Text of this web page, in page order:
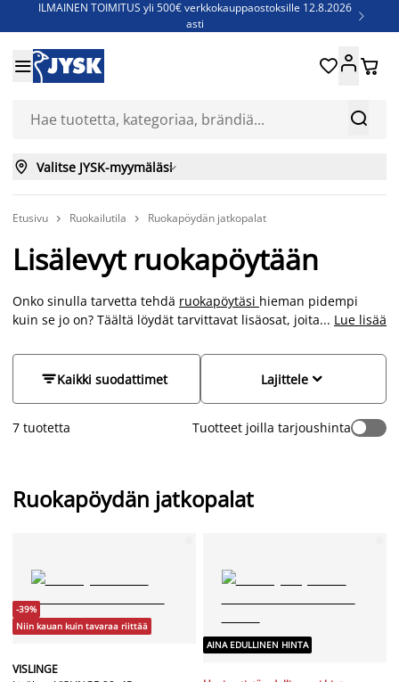
ILMAINEN TOIMITUS yli 500€ verkkokauppaostoksille 12.8.2026
asti

Jenkkisänkyjä - Säästä jopa 60%


 
 Valitse JYSK-myymäläsi
Etusivu  Ruokailutila  Ruokapöydän jatkopalat
Lisälevyt ruokapöytään
Onko sinulla tarvetta tehdä ruokapöytäsi hieman pidempi
kuin se jo on? Täältä löydät tarvittavat lisäosat, joita voi olla
on kätevä tapa laajentaa ruokapöytääsi tarvittaessa viemättä
liikaa tilaa. Muista öljytä myös lisälevyt, mikäli sinulla on
ruokapöydän tuoleja
, jotta kaikki vieraat mahtuvat istumaan
... Lue lisää
Kaikki suodattimet 
Lajittele
7 tuotetta Tuotteet joilla tarjoushinta
Ruokapöydän jatkopalat
-39%
Niin kauan kuin tavaraa riittää
VISLINGE
AINA EDULLINEN HINTA